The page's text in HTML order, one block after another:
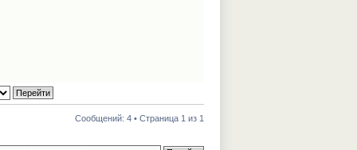
Сообщений: 4 • Страница 1 из 1